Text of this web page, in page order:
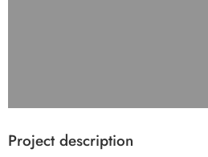
Project description